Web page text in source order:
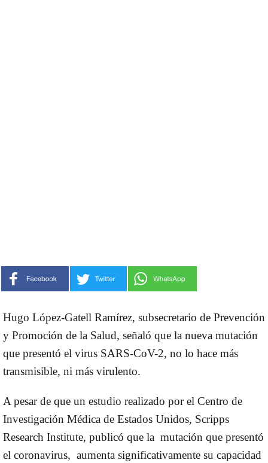
Hugo López-Gatell Ramírez, subsecretario de Prevención
y Promoción de la Salud, señaló que la nueva mutación
que presentó el virus SARS-CoV-2, no lo hace más
transmisible, ni más virulento.
A pesar de que un estudio realizado por el Centro de
Investigación Médica de Estados Unidos, Scripps
Research Institute, publicó que la mutación que presentó
el coronavirus, aumenta significativamente su capacidad